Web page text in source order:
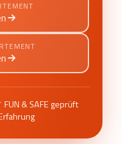
FUN & SAFE geprüft